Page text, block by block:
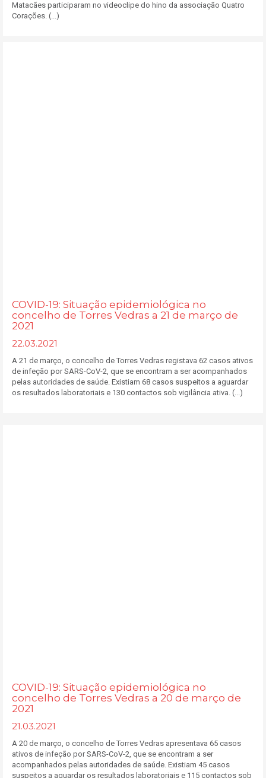
Matacães participaram no videoclipe do hino da associação Quatro
Corações. (...)
COVID-19: Situação epidemiológica no
concelho de Torres Vedras a 21 de março de
2021
22.03.2021
A 21 de março, o concelho de Torres Vedras registava 62 casos ativos
de infeção por SARS-CoV-2, que se encontram a ser acompanhados
pelas autoridades de saúde. Existiam 68 casos suspeitos a aguardar
os resultados laboratoriais e 130 contactos sob vigilância ativa. (...)
COVID-19: Situação epidemiológica no
concelho de Torres Vedras a 20 de março de
2021
21.03.2021
A 20 de março, o concelho de Torres Vedras apresentava 65 casos
ativos de infeção por SARS-CoV-2, que se encontram a ser
acompanhados pelas autoridades de saúde. Existiam 45 casos
suspeitos a aguardar os resultados laboratoriais e 115 contactos sob